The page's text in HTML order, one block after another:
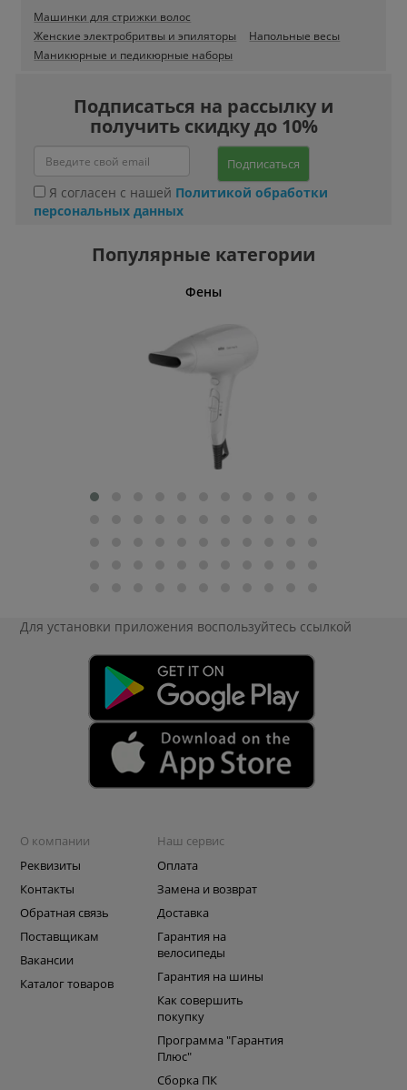
Машинки для стрижки волос
Женские электробритвы и эпиляторы
Напольные весы
Маникюрные и педикюрные наборы
Подписаться на рассылку и
получить скидку до 10%
Подписаться
Я согласен с нашей Политикой обработки
персональных данных
Популярные категории
Фены
Для установки приложения воспользуйтесь ссылкой
О компании
Реквизиты
Контакты
Обратная связь
Поставщикам
Вакансии
Каталог товаров
Наш сервис
Оплата
Замена и возврат
Доставка
Гарантия на
велосипеды
Гарантия на шины
Как совершить
покупку
Программа "Гарантия
Плюс"
Сборка ПК